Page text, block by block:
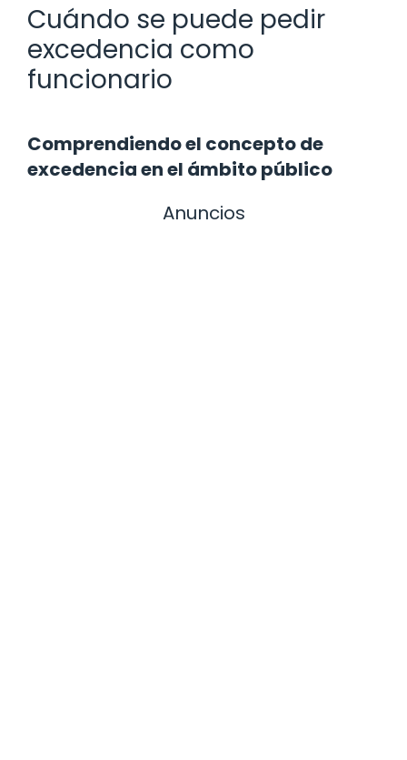
Cuándo se puede pedir
excedencia como
funcionario
Comprendiendo el concepto de
excedencia en el ámbito público
Anuncios